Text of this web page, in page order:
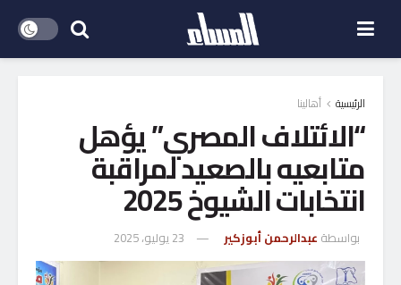
الرئيسية أهالينا
“الائتلاف المصري” يؤهل
متابعيه بالصعيد لمراقبة
انتخابات الشيوخ 2025
بواسطة عبدالرحمن أبوزكير 23 يوليو، 2025